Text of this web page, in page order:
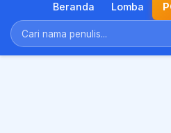
Beranda Lomba